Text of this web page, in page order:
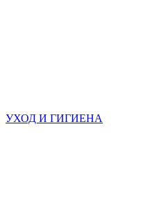
УХОД И ГИГИЕНА